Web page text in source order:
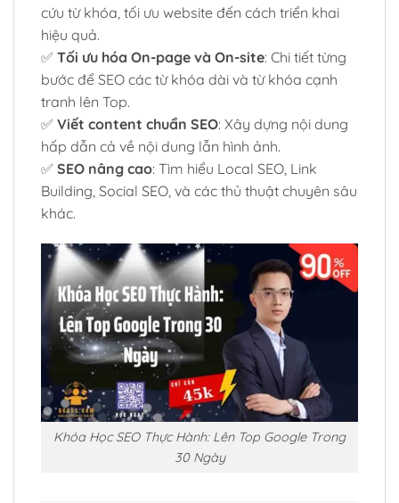
cứu từ khóa, tối ưu website đến cách triển khai
hiệu quả.
✅ Tối ưu hóa On-page và On-site: Chi tiết từng
bước để SEO các từ khóa dài và từ khóa cạnh
tranh lên Top.
✅ Viết content chuẩn SEO: Xây dựng nội dung
hấp dẫn cả về nội dung lẫn hình ảnh.
✅ SEO nâng cao: Tìm hiểu Local SEO, Link
Building, Social SEO, và các thủ thuật chuyên sâu
khác.
Khóa Học SEO Thực Hành: Lên Top Google Trong
30 Ngày